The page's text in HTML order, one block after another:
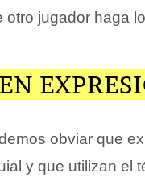
jugador haga
obviar que
y que utilizan el